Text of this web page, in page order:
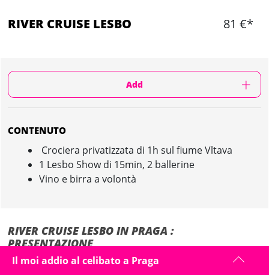
RIVER CRUISE LESBO 81 €*
Add
CONTENUTO
Crociera privatizzata di 1h sul fiume Vltava
1 Lesbo Show di 15min, 2 ballerine
Vino e birra a volontà
RIVER CRUISE LESBO IN PRAGA :
PRESENTAZIONE
La guida vi ricupera al vostro alloggio o direttamente in centro città di
Il moi addio al celibato a Praga